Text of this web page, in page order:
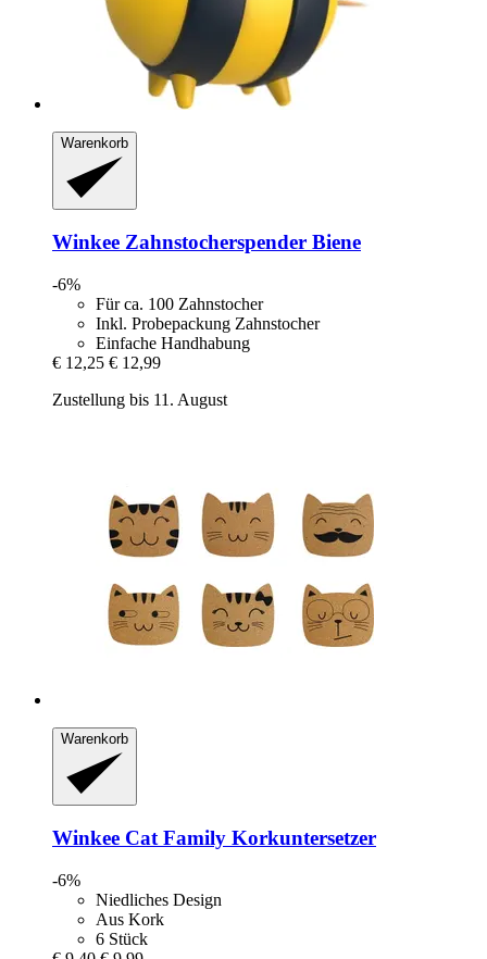
Warenkorb
Winkee Zahnstocherspender Biene
-6%
Für ca. 100 Zahnstocher
Inkl. Probepackung Zahnstocher
Einfache Handhabung
€ 12,25 € 12,99
Zustellung bis 11. August
Warenkorb
Winkee Cat Family Korkuntersetzer
-6%
Niedliches Design
Aus Kork
6 Stück